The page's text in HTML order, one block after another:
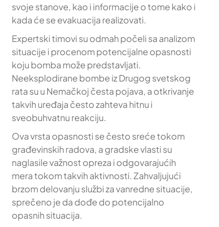
svoje stanove, kao i informacije o tome kako i
kada će se evakuacija realizovati.
Expertski timovi su odmah počeli sa analizom
situacije i procenom potencijalne opasnosti
koju bomba može predstavljati.
Neeksplodirane bombe iz Drugog svetskog
rata su u Nemačkoj česta pojava, a otkrivanje
takvih uređaja često zahteva hitnu i
sveobuhvatnu reakciju.
Ova vrsta opasnosti se često sreće tokom
građevinskih radova, a gradske vlasti su
naglasile važnost opreza i odgovarajućih
mera tokom takvih aktivnosti. Zahvaljujući
brzom delovanju službi za vanredne situacije,
sprečeno je da dođe do potencijalno
opasnih situacija.